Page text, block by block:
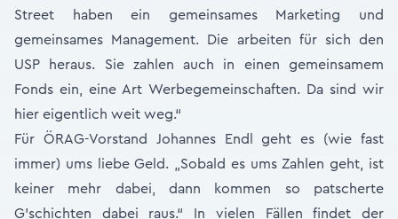
Street haben ein gemeinsames Marketing und
gemeinsames Management. Die arbeiten für sich den
USP heraus. Sie zahlen auch in einen gemeinsamem
Fonds ein, eine Art Werbegemeinschaften. Da sind wir
hier eigentlich weit weg.“
Für ÖRAG-Vorstand Johannes Endl geht es (wie fast
immer) ums liebe Geld. „Sobald es ums Zahlen geht, ist
keiner mehr dabei, dann kommen so patscherte
G’schichten dabei raus.“ In vielen Fällen findet der